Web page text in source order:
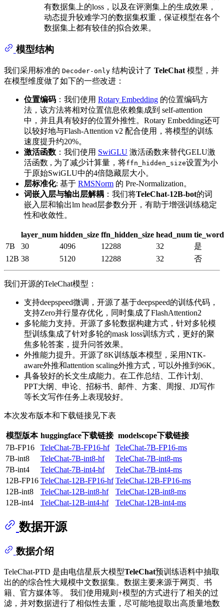
有数据集上的loss，以及在评测集上的生成效果，
动态提升较难学习的数据集权重，保证模型在各个
数据集上都有较佳的拟合效果。
模型结构
我们采用标准的 Decoder-only 结构设计了 TeleChat 模型，并
在模型维度做了如下的一些改进：
位置编码 ：我们使用 Rotary Embedding 的位置编码方
法，该方法将相对位置信息依赖集成到 self-attention
中，并且具有较好的位置外推性。Rotary Embedding还可
以较好地与Flash-Attention v2 配合使用，将模型的训练
速度提升约20%。
激活函数 ：我们使用 SwiGLU 激活函数来替代GELU激
活函数 , 为了减少计算量，将ffn_hidden_size设置为小
于原始SwiGLU中的4倍隐藏层大小。
层标准化: 基于 RMSNorm 的 Pre-Normalization。
词嵌入层与输出层解耦 ：我们将TeleChat-12B-bot的词
嵌入层和输出lm head层参数分开，有助于增强训练稳定
性和收敛性。
layer_num hidden_size ffn_hidden_size head_num
7B
30 4096 12288 32
是
12B 38 5120 12288 32 否
我们开源的TeleChat模型：
支持deepspeed微调，开源了基于deepspeed的训练代码，
支持Zero并行显存优化，同时集成了FlashAttention2
多轮能力支持。开源了多轮数据构建方式，针对多轮模
型训练集成了针对多轮的mask loss训练方式，更好的聚
焦多轮答案，提升问答效果。
外推能力提升。开源了8K训练版本模型，采用NTK-
aware外推和attention scaling外推方式，可以外推到96K。
具备较好的长文生成能力。在工作总结、工作计划、
PPT大纲、申论、招标书、邮件、方案、周报、JD写作
等长文写作任务上表现较好。
本次发布版本和下载链接见下表
模型版本 huggingface下载链接 modelscope下载链接
7B-FP16
TeleChat-7B-FP16-hf
TeleChat-7B-FP16-ms
7B-int8
TeleChat-7B-int8-hf
TeleChat-7B-int8-ms
7B-int4
TeleChat-7B-int4-hf
TeleChat-7B-int4-ms
12B-FP16 TeleChat-12B-FP16-hf TeleChat-12B-FP16-ms
12B-int8
TeleChat-12B-int8-hf
TeleChat-12B-int8-ms
12B-int4
TeleChat-12B-int4-hf TeleChat-12B-int4-ms
数据开源
数据介绍
TeleChat-PTD 是由电信星辰大模型TeleChat预训练语料中抽取
出的的综合性大规模中文数据集。数据主要来源于网页、书
籍、官方媒体等。 我们使用规则+模型的方式进行了相关的过
滤，并对数据进行了相似性去重，尽可能地提取出高质量地数